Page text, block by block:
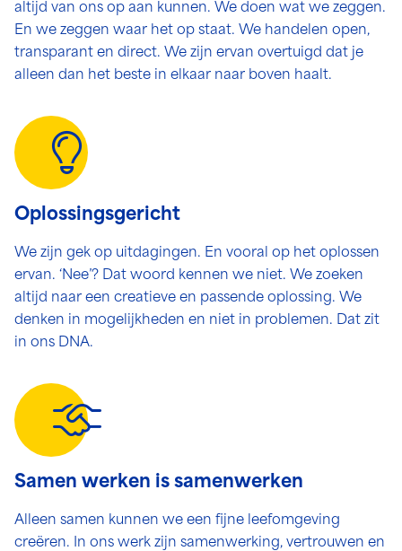
altijd van ons op aan kunnen. We doen wat we zeggen.
En we zeggen waar het op staat. We handelen open,
transparant en direct. We zijn ervan overtuigd dat je
alleen dan het beste in elkaar naar boven haalt.
Oplossingsgericht
We zijn gek op uitdagingen. En vooral op het oplossen
ervan. ‘Nee’? Dat woord kennen we niet. We zoeken
altijd naar een creatieve en passende oplossing. We
denken in mogelijkheden en niet in problemen. Dat zit
in ons DNA.
Samen werken is samenwerken
Alleen samen kunnen we een fijne leefomgeving
creëren. In ons werk zijn samenwerking, vertrouwen en